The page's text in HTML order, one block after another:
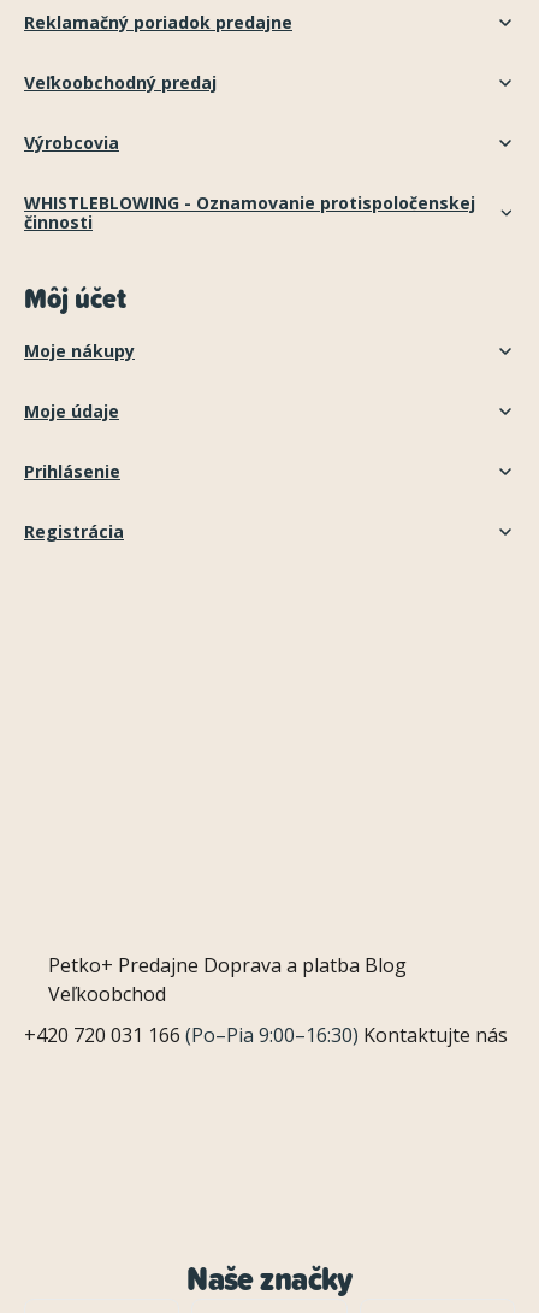
Reklamačný poriadok predajne
Veľkoobchodný predaj
Výrobcovia
WHISTLEBLOWING - Oznamovanie protispoločenskej
činnosti
Môj účet
Moje nákupy
Moje údaje
Prihlásenie
Registrácia
Petko+ Predajne Doprava a platba Blog
Veľkoobchod
+420 720 031 166 (Po–Pia 9:00–16:30) Kontaktujte nás
Naše značky